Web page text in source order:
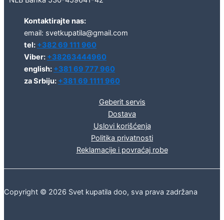
Kontaktirajte nas:
email: svetkupatila@gmail.com
tel: +382 69 111 960
Viber: +38263444960
english: +381 69 777 960
za Srbiju: +381 69 1111 960
Geberit servis
Dostava
Uslovi korišćenja
Politika privatnosti
Reklamacije i povraćaj robe
Copyright © 2026 Svet kupatila doo, sva prava zadržana